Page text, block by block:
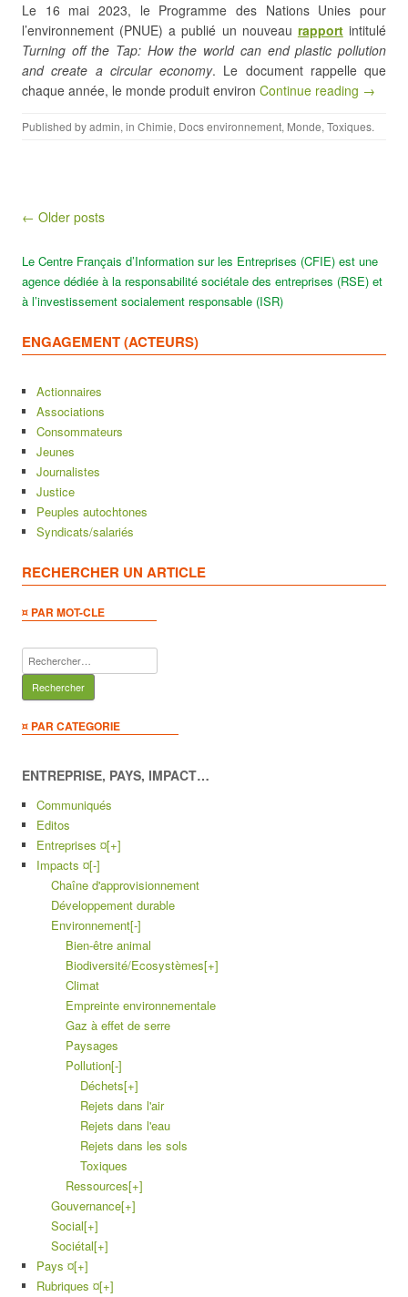
Le 16 mai 2023, le Programme des Nations Unies pour
l’environnement (PNUE) a publié un nouveau rapportintitulé
Turning off the Tap: How the world can end plastic pollution
and create a circular economy. Le document rappelle que
chaque année, le monde produit environ Continue reading →
Published byadmin, in Chimie, Docs environnement, Monde, Toxiques.
Post navigation
← Older posts
Le Centre Français d’Information sur les Entreprises (CFIE) est une
agence dédiée à la responsabilité sociétale des entreprises (RSE) et
à l’investissement socialement responsable (ISR)
ENGAGEMENT (ACTEURS)
Actionnaires
Associations
Consommateurs
Jeunes
Journalistes
Justice
Peuples autochtones
Syndicats/salariés
RECHERCHER UN ARTICLE
¤ PAR MOT-CLE
Rechercher :
¤ PAR CATEGORIE
ENTREPRISE, PAYS, IMPACT…
Communiqués
Editos
Entreprises ¤[+]
Impacts ¤[-]
Chaîne d'approvisionnement
Développement durable
Environnement[-]
Bien-être animal
Biodiversité/Ecosystèmes[+]
Climat
Empreinte environnementale
Gaz à effet de serre
Paysages
Pollution[-]
Déchets[+]
Rejets dans l'air
Rejets dans l'eau
Rejets dans les sols
Toxiques
Ressources[+]
Gouvernance[+]
Social[+]
Sociétal[+]
Pays ¤[+]
Rubriques ¤[+]